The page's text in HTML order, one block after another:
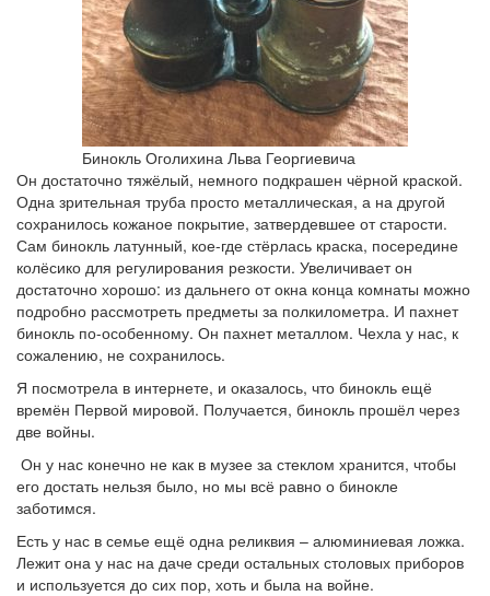
Бинокль Оголихина Льва Георгиевича
Он достаточно тяжёлый, немного подкрашен чёрной краской.
Одна зрительная труба просто металлическая, а на другой
сохранилось кожаное покрытие, затвердевшее от старости.
Сам бинокль латунный, кое-где стёрлась краска, посередине
колёсико для регулирования резкости. Увеличивает он
достаточно хорошо: из дальнего от окна конца комнаты можно
подробно рассмотреть предметы за полкилометра. И пахнет
бинокль по-особенному. Он пахнет металлом. Чехла у нас, к
сожалению, не сохранилось.
Я посмотрела в интернете, и оказалось, что бинокль ещё
времён Первой мировой. Получается, бинокль прошёл через
две войны.
Он у нас конечно не как в музее за стеклом хранится, чтобы
его достать нельзя было, но мы всё равно о бинокле
заботимся.
Есть у нас в семье ещё одна реликвия – алюминиевая ложка.
Лежит она у нас на даче среди остальных столовых приборов
и используется до сих пор, хоть и была на войне.